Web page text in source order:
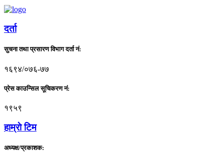
दर्ता
सुचना तथा प्रसारण विभाग दर्ता नं:
१६९४/०७६-७७
प्रेस काउन्सिल सूचिकरण नं:
१९५९
हाम्राे टिम
अध्यक्ष/प्रकाशक: